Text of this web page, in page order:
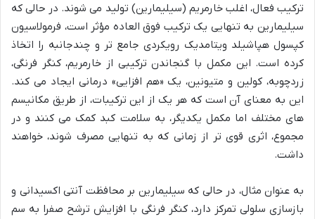
ترکیب فعال، اغلب خارمریم (سیلیمارین) تولید می شوند. در حالی که
سیلیمارین به تنهایی یک ترکیب فوق العاده مؤثر است، فرمولاسیون
کپسول هپاشیلد ویتامدیک رویکردی جامع تر و چندجانبه را اتخاذ
کرده است. این مکمل با گنجاندن ترکیبی از خارمریم، کنگر فرنگی،
زردچوبه، کولین و متیونین، یک «هم افزایی» درمانی ایجاد می کند.
این به معنای آن است که هر یک از این ترکیبات، از طریق مکانیسم
های مختلف اما مکمل یکدیگر، به سلامت کبد کمک می کنند و در
مجموع، اثری قوی تر از زمانی که به تنهایی مصرف شوند، خواهند
داشت.
به عنوان مثال، در حالی که سیلیمارین بر محافظت آنتی اکسیدانی و
بازسازی سلولی تمرکز دارد، کنگر فرنگی با افزایش ترشح صفرا به سم